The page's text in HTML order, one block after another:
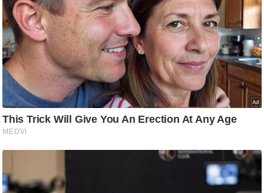
मी
क्षा
ध
र्म
ज्यो
ति
ष
प्र
म
मा